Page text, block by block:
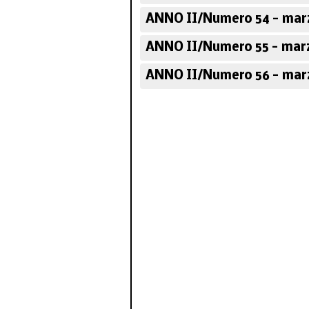
ANNO II/Numero 54 -
ANNO II/Numero 55 -
ANNO II/Numero 56 -